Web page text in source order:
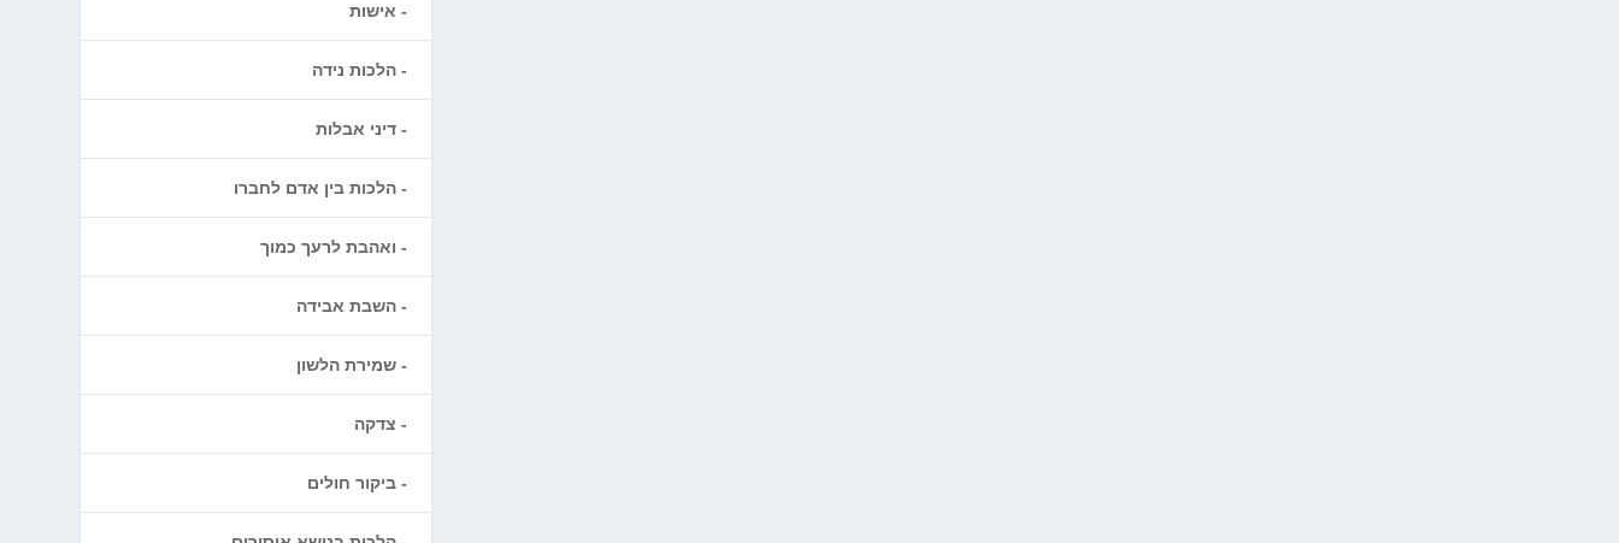
אישות
הלכות נידה
דיני אבלות
הלכות בין אדם לחברו
ואהבת לרעך כמוך
השבת אבידה
שמירת הלשון
צדקה
ביקור חולים